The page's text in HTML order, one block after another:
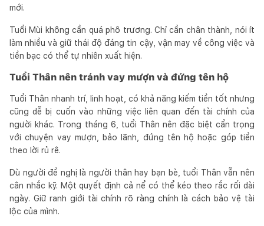
mới.
Tuổi Mùi không cần quá phô trương. Chỉ cần chân thành, nói ít
làm nhiều và giữ thái độ đáng tin cậy, vận may về công việc và
tiền bạc có thể tự nhiên xuất hiện.
Tuổi Thân nên tránh vay mượn và đứng tên hộ
Tuổi Thân nhanh trí, linh hoạt, có khả năng kiếm tiền tốt nhưng
cũng dễ bị cuốn vào những việc liên quan đến tài chính của
người khác. Trong tháng 6, tuổi Thân nên đặc biệt cẩn trọng
với chuyện vay mượn, bảo lãnh, đứng tên hộ hoặc góp tiền
theo lời rủ rê.
Dù người đề nghị là người thân hay bạn bè, tuổi Thân vẫn nên
cân nhắc kỹ. Một quyết định cả nể có thể kéo theo rắc rối dài
ngày. Giữ ranh giới tài chính rõ ràng chính là cách bảo vệ tài
lộc của mình.